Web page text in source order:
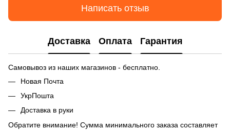
Написать отзыв
Доставка Оплата Гарантия
Самовывоз из наших магазинов - бесплатно.
Новая Почта
УкрПошта
Доставка в руки
Обратите внимание! Сумма минимального заказа составляет